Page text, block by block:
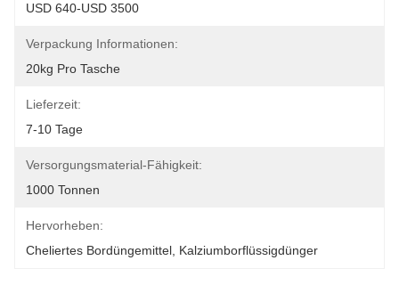
USD 640-USD 3500
Verpackung Informationen:
20kg Pro Tasche
Lieferzeit:
7-10 Tage
Versorgungsmaterial-Fähigkeit:
1000 Tonnen
Hervorheben:
Cheliertes Bordüngemittel Kalziumborflüssigdünger